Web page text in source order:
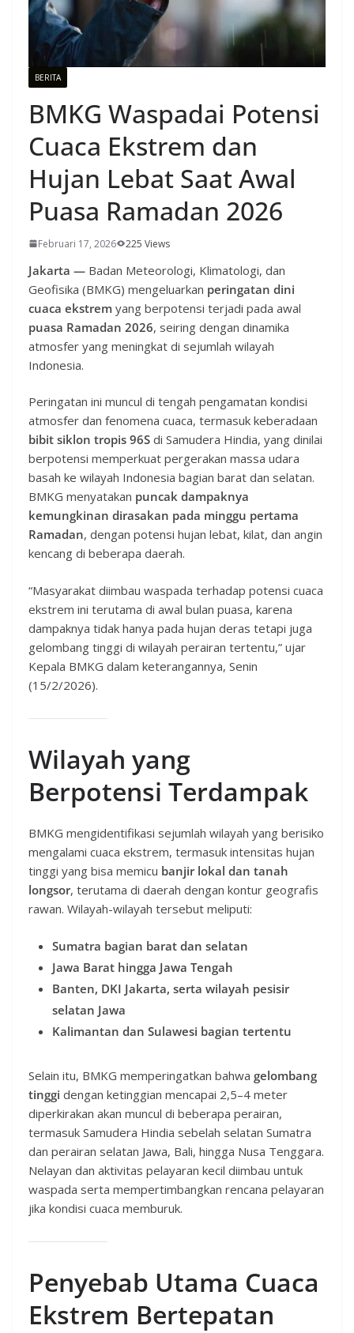
BERITA
BMKG Waspadai Potensi
Cuaca Ekstrem dan
Hujan Lebat Saat Awal
Puasa Ramadan 2026
Februari 17, 2026 225 Views
Jakarta — Badan Meteorologi, Klimatologi, dan
Geofisika (BMKG) mengeluarkan peringatan dini
cuaca ekstrem yang berpotensi terjadi pada awal
puasa Ramadan 2026, seiring dengan dinamika
atmosfer yang meningkat di sejumlah wilayah
Indonesia.
Peringatan ini muncul di tengah pengamatan kondisi
atmosfer dan fenomena cuaca, termasuk keberadaan
bibit siklon tropis 96S di Samudera Hindia, yang dinilai
berpotensi memperkuat pergerakan massa udara
basah ke wilayah Indonesia bagian barat dan selatan.
BMKG menyatakan puncak dampaknya
kemungkinan dirasakan pada minggu pertama
Ramadan, dengan potensi hujan lebat, kilat, dan angin
kencang di beberapa daerah.
“Masyarakat diimbau waspada terhadap potensi cuaca
ekstrem ini terutama di awal bulan puasa, karena
dampaknya tidak hanya pada hujan deras tetapi juga
gelombang tinggi di wilayah perairan tertentu,” ujar
Kepala BMKG dalam keterangannya, Senin
(15/2/2026).
Wilayah yang
Berpotensi Terdampak
BMKG mengidentifikasi sejumlah wilayah yang berisiko
mengalami cuaca ekstrem, termasuk intensitas hujan
tinggi yang bisa memicu banjir lokal dan tanah
longsor, terutama di daerah dengan kontur geografis
rawan. Wilayah-wilayah tersebut meliputi:
Sumatra bagian barat dan selatan
Jawa Barat hingga Jawa Tengah
Banten, DKI Jakarta, serta wilayah pesisir
selatan Jawa
Kalimantan dan Sulawesi bagian tertentu
Selain itu, BMKG memperingatkan bahwa gelombang
tinggi dengan ketinggian mencapai 2,5–4 meter
diperkirakan akan muncul di beberapa perairan,
termasuk Samudera Hindia sebelah selatan Sumatra
dan perairan selatan Jawa, Bali, hingga Nusa Tenggara.
Nelayan dan aktivitas pelayaran kecil diimbau untuk
waspada serta mempertimbangkan rencana pelayaran
jika kondisi cuaca memburuk.
Penyebab Utama Cuaca
Ekstrem Bertepatan